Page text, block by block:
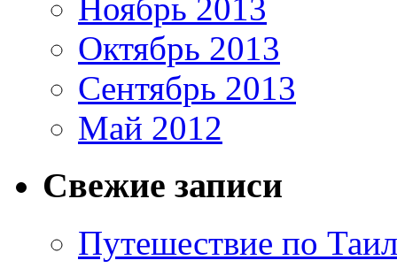
Ноябрь 2013
Октябрь 2013
Сентябрь 2013
Май 2012
Свежие записи
Путешествие по